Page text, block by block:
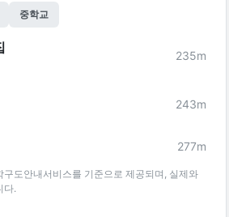
중학교
235m
243m
277m
구도안내서비스를 기준으로 제공되며, 실제와
다.